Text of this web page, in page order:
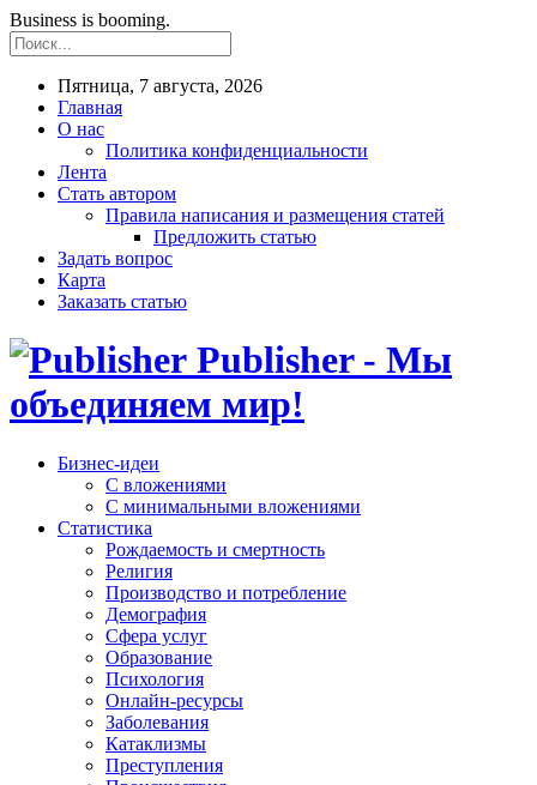
Business is booming.
Пятница, 7 августа, 2026
Главная
О нас
Политика конфиденциальности
Лента
Стать автором
Правила написания и размещения статей
Предложить статью
Задать вопрос
Карта
Заказать статью
Publisher - Мы
объединяем мир!
Бизнес-идеи
С вложениями
С минимальными вложениями
Статистика
Рождаемость и смертность
Религия
Производство и потребление
Демография
Сфера услуг
Образование
Психология
Онлайн-ресурсы
Заболевания
Катаклизмы
Преступления